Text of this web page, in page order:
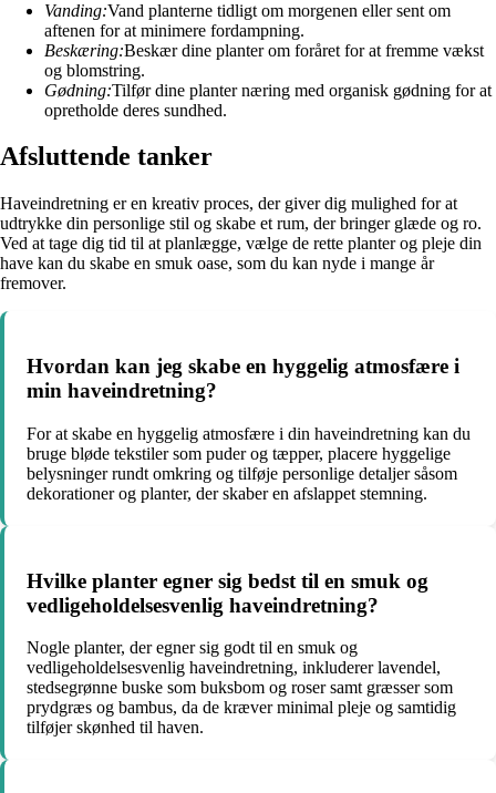
Vanding:Vand planterne tidligt om morgenen eller sent om
aftenen for at minimere fordampning.
Beskæring:Beskær dine planter om foråret for at fremme vækst
og blomstring.
Gødning:Tilfør dine planter næring med organisk gødning for at
opretholde deres sundhed.
Afsluttende tanker
Haveindretning er en kreativ proces, der giver dig mulighed for at
udtrykke din personlige stil og skabe et rum, der bringer glæde og ro.
Ved at tage dig tid til at planlægge, vælge de rette planter og pleje din
have kan du skabe en smuk oase, som du kan nyde i mange år
fremover.
Hvordan kan jeg skabe en hyggelig atmosfære i
min haveindretning?
For at skabe en hyggelig atmosfære i din haveindretning kan du
bruge bløde tekstiler som puder og tæpper, placere hyggelige
belysninger rundt omkring og tilføje personlige detaljer såsom
dekorationer og planter, der skaber en afslappet stemning.
Hvilke planter egner sig bedst til en smuk og
vedligeholdelsesvenlig haveindretning?
Nogle planter, der egner sig godt til en smuk og
vedligeholdelsesvenlig haveindretning, inkluderer lavendel,
stedsegrønne buske som buksbom og roser samt græsser som
prydgræs og bambus, da de kræver minimal pleje og samtidig
tilføjer skønhed til haven.